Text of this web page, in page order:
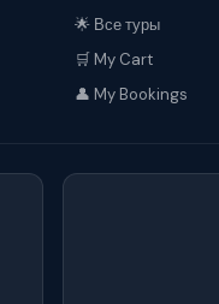
🌟 Все туры
🛒 My Cart
👤 My Bookings